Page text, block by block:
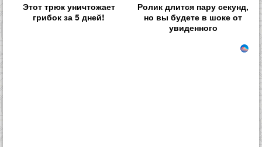
Этот трюк уничтожает
грибок за 5 дней!
Ролик длится пару секунд,
но вы будете в шоке от
увиденного